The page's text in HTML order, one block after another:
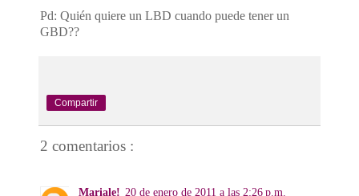
Pd: Quién quiere un LBD cuando puede tener un
GBD??
Compartir
2 comentarios :
Mariale! 20 de enero de 2011 a las 2:26 p.m.